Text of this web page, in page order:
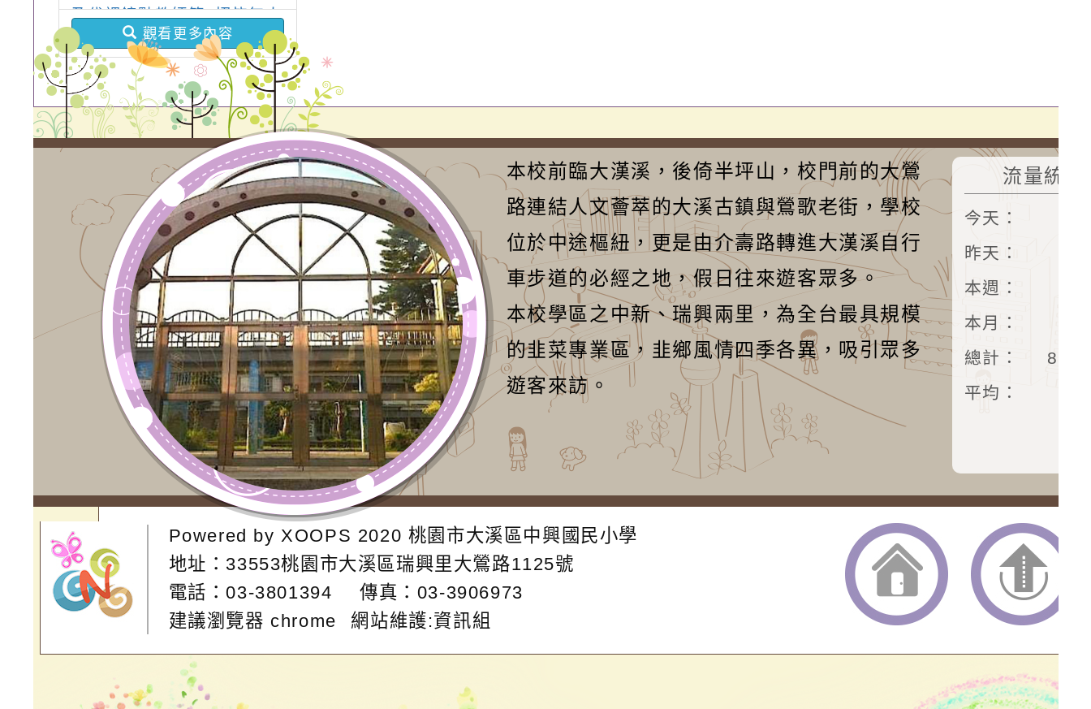
及代課鐘點教師第1招皆無人
報名，續辦第2次甄選，詳見
內容說明(因遇颱風放假，招
考往後順延)。
觀看更多內容
本校前臨大漢溪，後倚半坪山，校門前的大鶯
路連結人文薈萃的大溪古鎮與鶯歌老街，學校
位於中途樞紐，更是由介壽路轉進大漢溪自行
車步道的必經之地，假日往來遊客眾多。
本校學區之中新、瑞興兩里，為全台最具規模
的韭菜專業區，韭鄉風情四季各異，吸引眾多
遊客來訪。
流量統計
今天：
昨天：
本週：
本月：
總計：
平均：
Powered byXOOPS 2020 桃園市大溪區中興國民小學
地址： 33553桃園市大溪區瑞興里大鶯路1125號
電話：03-3801394
傳真：03-3906973
建議瀏覽器 chrome
網站維護:資訊組